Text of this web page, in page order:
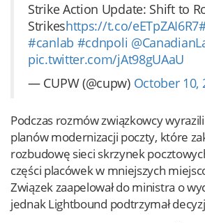
Strike Action Update: Shift to
Strikeshttps://t.co/eETpZAI6R7
#canlab #cdnpoli
pic.twitter.com/jAt98gUAaU
— CUPW (@cupw) October 10,
Podczas rozmów związkowcy
planów modernizacji poczty, które
rozbudowę sieci skrzynek
części placówek w mniejszych
Związek zaapelował do ministra o
jednak Lightbound podtrzymał